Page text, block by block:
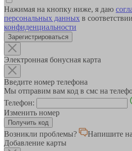
Нажимая на кнопку ниже, я даю
персональных данных в
конфиденциальности
Зарегистрироваться
Электронная бонусная карта
Введите номер телефона
Мы отправим вам код в смс на
Телефон:
Изменить номер
Возникли проблемы?
Напишите
Добавление карты